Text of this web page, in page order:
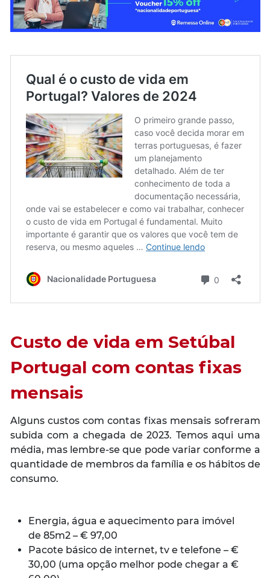
Custo de vida em Setúbal
Portugal com contas fixas
mensais
Alguns custos com contas fixas mensais sofreram
subida com a chegada de 2023. Temos aqui uma
média, mas lembre-se que pode variar conforme a
quantidade de membros da família e os hábitos de
consumo.
Energia, água e aquecimento para imóvel
de 85m2 – € 97,00
Pacote básico de internet, tv e telefone – €
30,00 (uma opção melhor pode chegar a €